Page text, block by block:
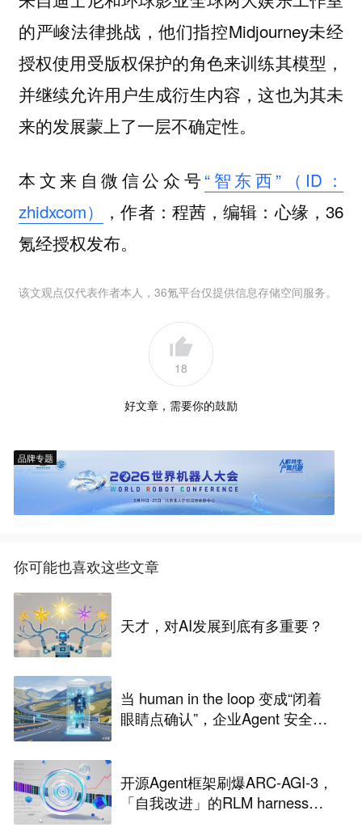
的严峻法律挑战，他们指控Midjourney未经
授权使用受版权保护的角色来训练其模型，
并继续允许用户生成衍生内容，这也为其未
来的发展蒙上了一层不确定性。
本文来自微信公众号“智东西”（ID：
zhidxcom）
，作者：程茜，编辑：心缘，36
氪经授权发布。
该文观点仅代表作者本人，36氪平台仅提供信息存储空间服务。
18
好文章，需要你的鼓励
品牌专题
你可能也喜欢这些文章
天才，对AI发展到底有多重要？
当 human in the loop 变成“闭着
眼睛点确认”，企业Agent 安全还
开源Agent框架刷爆ARC-AGI-3，
「自我改进」的RLM harness引